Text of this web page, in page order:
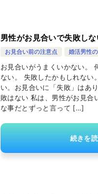
男性がお見合いで失敗し
お見合い前の注意点 婚活男性
お見合いがうまくいかない。
ない。 失敗したかもしれない
い。お見合いに「失敗」はあ
敗はない 私は、男性がお見合
な事だとずっと言って […]
続きを